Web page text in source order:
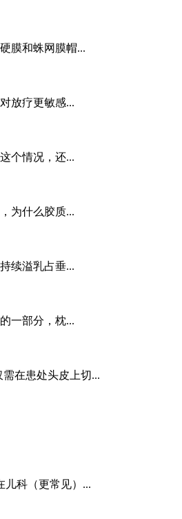
膜和蛛网膜帽...
放疗更敏感...
个情况，还...
为什么胶质...
续溢乳占垂...
一部分，枕...
在患处头皮上切...
儿科（更常见）...